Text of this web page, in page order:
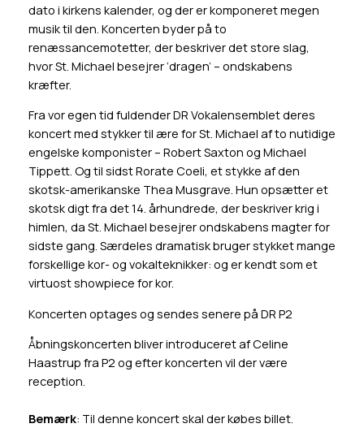
dato i kirkens kalender, og der er komponeret megen
musik til den. Koncerten byder på to
renæssancemotetter, der beskriver det store slag,
hvor St. Michael besejrer ‘dragen’ – ondskabens
kræfter.
Fra vor egen tid fuldender DR Vokalensemblet deres
koncert med stykker til ære for St. Michael af to nutidige
engelske komponister – Robert Saxton og Michael
Tippett. Og til sidst Rorate Coeli, et stykke af den
skotsk-amerikanske Thea Musgrave. Hun opsætter et
skotsk digt fra det 14. århundrede, der beskriver krig i
himlen, da St. Michael besejrer ondskabens magter for
sidste gang. Særdeles dramatisk bruger stykket mange
forskellige kor- og vokalteknikker: og er kendt som et
virtuost showpiece for kor.
Koncerten optages og sendes senere på DR P2
Åbningskoncerten bliver introduceret af Celine
Haastrup fra P2 og efter koncerten vil der være
reception.
Bemærk: Til denne koncert skal der købes billet.